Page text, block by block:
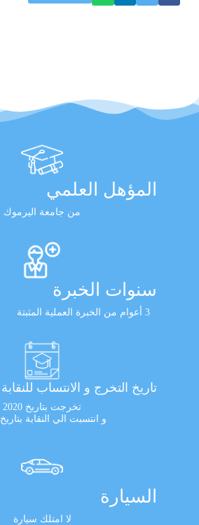
المؤهل العلمي
من جامعة اليرموك
سنوات الخبرة
3 أعوام من الخبرة العملية المثبتة
تاريخ التخرج و الانتساب للنقابة
تخرجت بتاريخ 2020
و انتسبت الي النقابة بتاريخ 2020
السيارة
لا امتلك سيارة